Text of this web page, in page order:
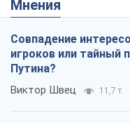
Мнения
Совпадение
игроков или тайный
Путина?
Виктор Швец 11,7 т.